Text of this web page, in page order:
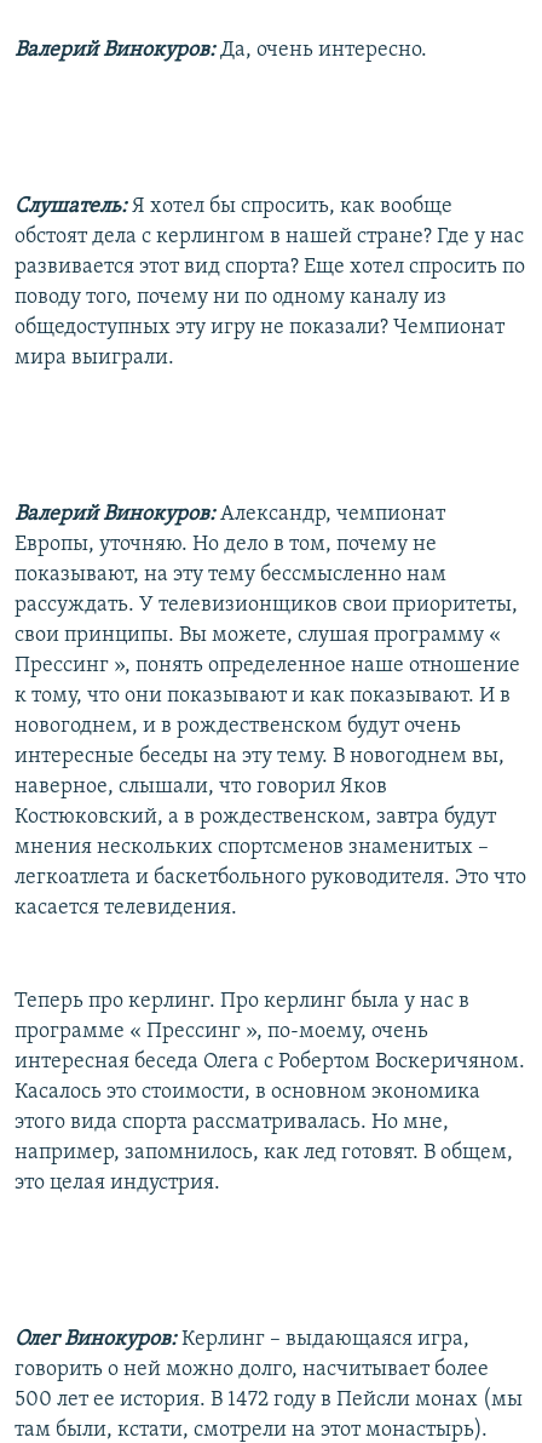
Валерий Винокуров: Да, очень интересно.
Слушатель: Я хотел бы спросить, как вообще
обстоят дела с керлингом в нашей стране? Где у нас
развивается этот вид спорта? Еще хотел спросить по
поводу того, почему ни по одному каналу из
общедоступных эту игру не показали? Чемпионат
мира выиграли.
Валерий Винокуров: Александр, чемпионат
Европы, уточняю. Но дело в том, почему не
показывают, на эту тему бессмысленно нам
рассуждать. У телевизионщиков свои приоритеты,
свои принципы. Вы можете, слушая программу «
Прессинг », понять определенное наше отношение
к тому, что они показывают и как показывают. И в
новогоднем, и в рождественском будут очень
интересные беседы на эту тему. В новогоднем вы,
наверное, слышали, что говорил Яков
Костюковский, а в рождественском, завтра будут
мнения нескольких спортсменов знаменитых –
легкоатлета и баскетбольного руководителя. Это что
касается телевидения.
Теперь про керлинг. Про керлинг была у нас в
программе « Прессинг », по-моему, очень
интересная беседа Олега с Робертом Воскеричяном.
Касалось это стоимости, в основном экономика
этого вида спорта рассматривалась. Но мне,
например, запомнилось, как лед готовят. В общем,
это целая индустрия.
Олег Винокуров:Керлинг – выдающаяся игра,
говорить о ней можно долго, насчитывает более
500 лет ее история. В 1472 году в Пейсли монах (мы
там были, кстати, смотрели на этот монастырь).